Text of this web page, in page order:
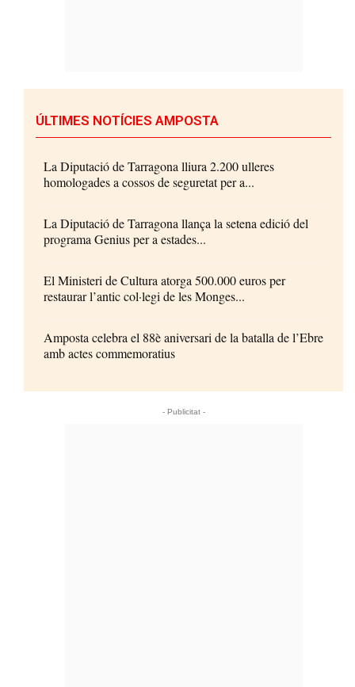
ÚLTIMES NOTÍCIES AMPOSTA
La Diputació de Tarragona lliura 2.200 ulleres
homologades a cossos de seguretat per a...
La Diputació de Tarragona llança la setena edició del
programa Genius per a estades...
El Ministeri de Cultura atorga 500.000 euros per
restaurar l’antic col·legi de les Monges...
Amposta celebra el 88è aniversari de la batalla de l’Ebre
amb actes commemoratius
- Publicitat -